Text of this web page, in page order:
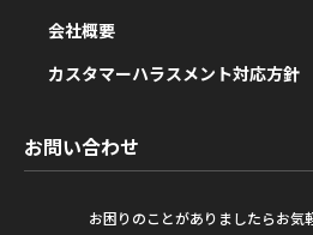
会社概要
カスタマーハラスメント対応方針
お問い合わせ
お困りのことがありましたらお気